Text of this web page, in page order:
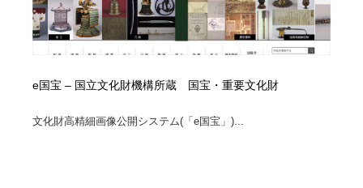
e国宝 – 国立文化財機構所蔵 国宝・重要文化財
文化財高精細画像公開システム(「e国宝」)...